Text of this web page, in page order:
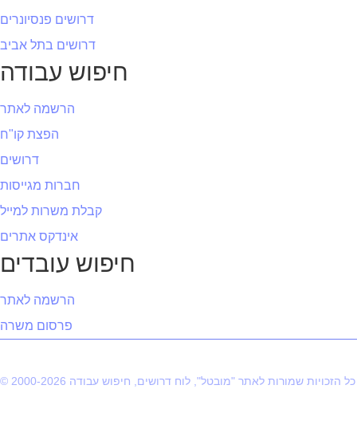
דרושים פנסיונרים
דרושים בתל אביב
חיפוש עבודה
הרשמה לאתר
הפצת קו"ח
דרושים
חברות מגייסות
קבלת משרות למייל
אינדקס אתרים
חיפוש עובדים
הרשמה לאתר
פרסום משרה
© 2000-2026 כל הזכויות שמורות לאתר "מובטל", לוח דרושים, חיפוש עבודה